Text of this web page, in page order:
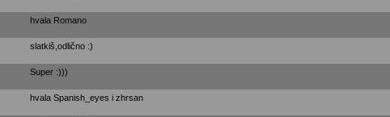
hvala Romano
slatkiš,odlično :)
Super :)))
hvala Spanish_eyes i zhrsan